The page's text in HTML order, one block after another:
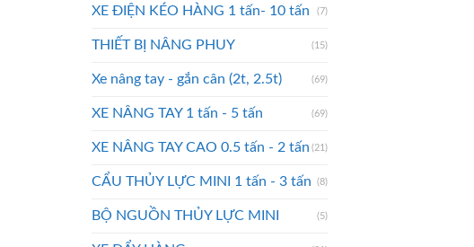
XE ĐIỆN KÉO HÀNG 1 tấn- 10 tấn (7)
THIẾT BỊ NÂNG PHUY (15)
Xe nâng tay - gắn cân (2t, 2.5t) (69)
XE NÂNG TAY 1 tấn - 5 tấn (69)
XE NÂNG TAY CAO 0.5 tấn - 2 tấn (21)
CẨU THỦY LỰC MINI 1 tấn - 3 tấn (8)
BỘ NGUỒN THỦY LỰC MINI (5)